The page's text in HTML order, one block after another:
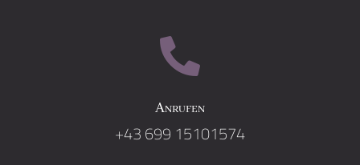

Anrufen
+43 699 15101574